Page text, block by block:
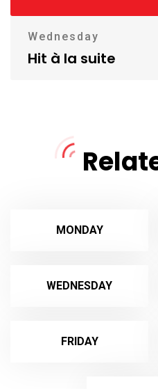
Wednesday
Hit à la suite
MONDAY
WEDNESDAY
FRIDAY